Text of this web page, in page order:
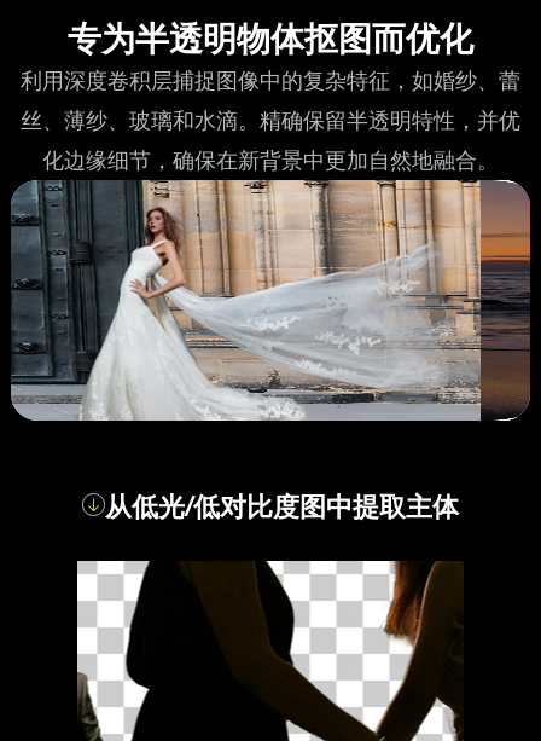
专为半透明物体抠图而优化
利用深度卷积层捕捉图像中的复杂特征，如婚纱、蕾
丝、薄纱、玻璃和水滴。精确保留半透明特性，并优
化边缘细节，确保在新背景中更加自然地融合。
从低光/低对比度图中提取主体